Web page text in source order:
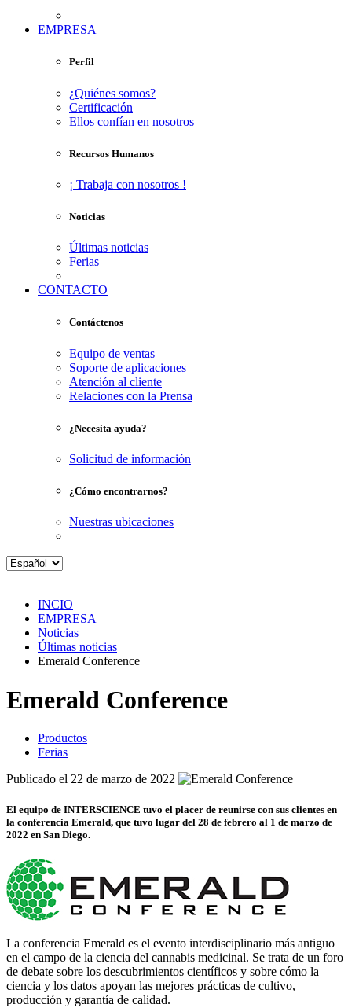
EMPRESA
Perfil
¿Quiénes somos?
Certificación
Ellos confían en nosotros
Recursos Humanos
¡ Trabaja con nosotros !
Noticias
Últimas noticias
Ferias
CONTACTO
Contáctenos
Equipo de ventas
Soporte de aplicaciones
Atención al cliente
Relaciones con la Prensa
¿Necesita ayuda?
Solicitud de información
¿Cómo encontrarnos?
Nuestras ubicaciones
INCIO
EMPRESA
Noticias
Últimas noticias
Emerald Conference
Emerald Conference
Productos
Ferias
Publicado el 22 de marzo de 2022
El equipo de INTERSCIENCE tuvo el placer de reunirse con sus clientes en
la conferencia Emerald, que tuvo lugar del 28 de febrero al 1 de marzo de
2022 en San Diego.
La conferencia Emerald es el evento interdisciplinario más antiguo
en el campo de la ciencia del cannabis medicinal. Se trata de un foro
de debate sobre los descubrimientos científicos y sobre cómo la
ciencia y los datos apoyan las mejores prácticas de cultivo,
producción y garantía de calidad.